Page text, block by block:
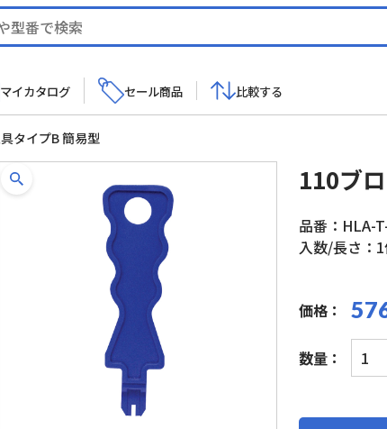
マイカタログ セール商品 比較する
タイプB 簡易型
110ブ
品番：HLA-
入数/長さ：
価格：
数量：
110
ブ
ッ